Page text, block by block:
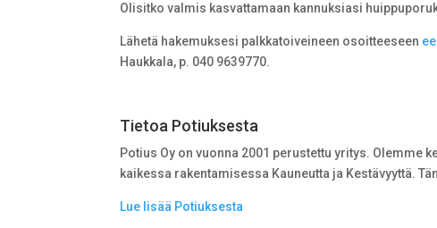
Olisitko valmis kasvattamaan kannuksiasi
Lähetä hakemuksesi palkkatoiveineen osoitteeseen
Haukkala, p. 040 9639770.
Tietoa Potiuksesta
Potius Oy on vuonna 2001 perustettu yritys.
kaikessa rakentamisessa Kauneutta ja Kestävyyttä.
Lue lisää Potiuksesta